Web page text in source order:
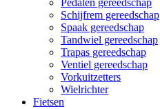
Pedalen gereedschap
Schijfrem gereedschap
Spaak gereedschap
Tandwiel gereedschap
Trapas gereedschap
Ventiel gereedschap
Vorkuitzetters
Wielrichter
Fietsen